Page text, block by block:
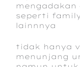
seperti
lainnnya
tidak hanya
menunjang